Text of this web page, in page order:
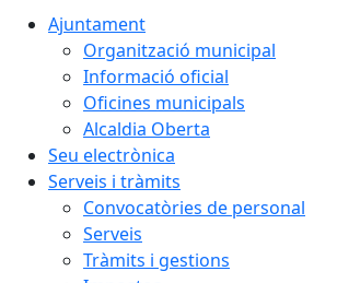
Ajuntament
Organització municipal
Informació oficial
Oficines municipals
Alcaldia Oberta
Seu electrònica
Serveis i tràmits
Convocatòries de personal
Serveis
Tràmits i gestions